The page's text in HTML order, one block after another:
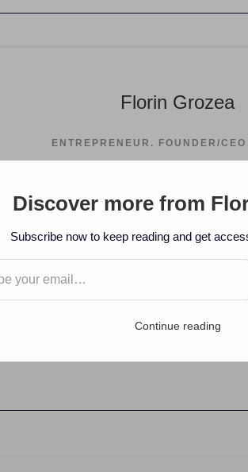
Florin Grozea
ENTREPRENEUR. FOUNDER/CEO
– Take a bow
Discover more from
Subscribe now to keep reading and get
Continue reading